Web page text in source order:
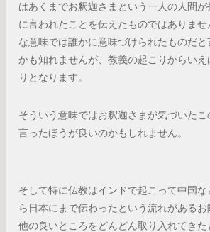
はあくまでお釈迦さまという一人の人間
に言われたことを伝えたものではありませ
な意味では誰かに意味づけられたものだ
かも知れませんが、教義の起こりからいえ
りとなります。
そういう意味ではお釈迦さまが気づいた
言ったほうが良いのかもしれません。
そして特に仏教はインドで起こって中国
ら日本にまで伝わったという流れがある
他の良いところをどんどん取り入れてき